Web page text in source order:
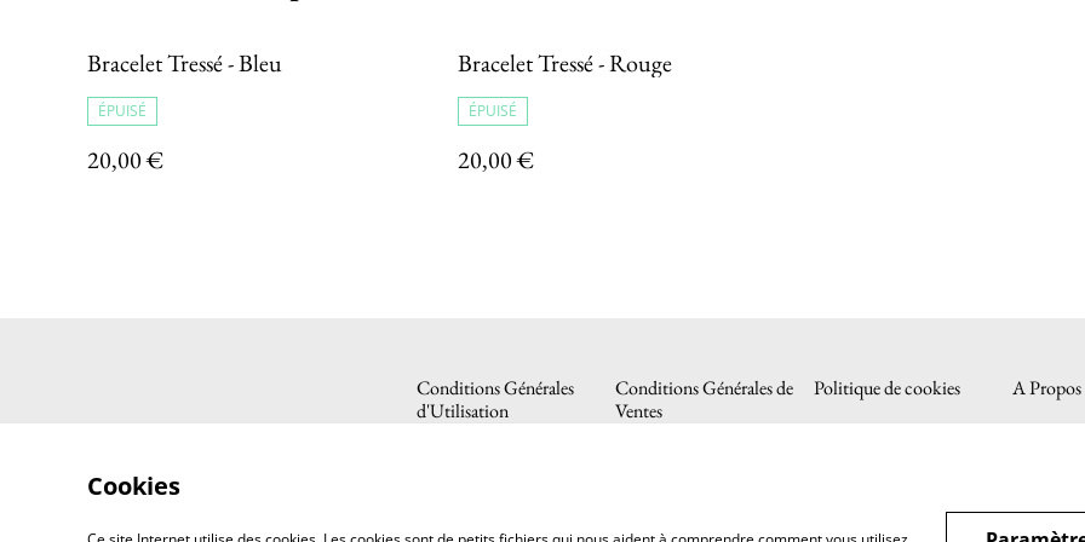
Bracelet Tressé - Bleu
ÉPUISÉ
20,00 €
Bracelet Tressé - Rouge
ÉPUISÉ
20,00 €
Conditions Générales
d'Utilisation
Conditions Générales de
Ventes
Politique de cookies A Propos
Cookies